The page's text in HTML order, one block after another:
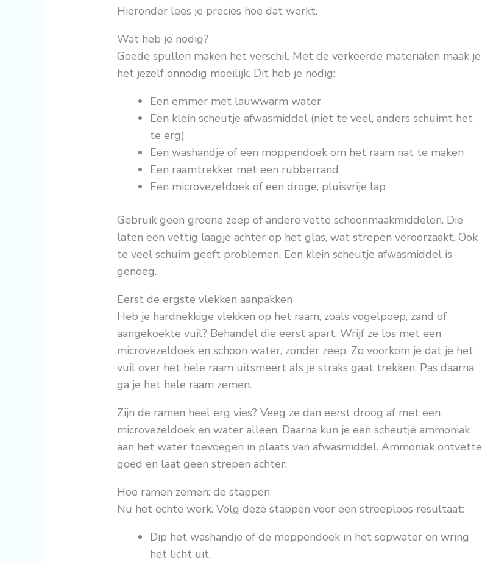
Hieronder lees je precies hoe dat werkt.
Wat heb je nodig?
Goede spullen maken het verschil. Met de verkeerde materialen maak je
het jezelf onnodig moeilijk. Dit heb je nodig:
Een emmer met lauwwarm water
Een klein scheutje afwasmiddel (niet te veel, anders schuimt het
te erg)
Een washandje of een moppendoek om het raam nat te maken
Een raamtrekker met een rubberrand
Een microvezeldoek of een droge, pluisvrije lap
Gebruik geen groene zeep of andere vette schoonmaakmiddelen. Die
laten een vettig laagje achter op het glas, wat strepen veroorzaakt. Ook
te veel schuim geeft problemen. Een klein scheutje afwasmiddel is
genoeg.
Eerst de ergste vlekken aanpakken
Heb je hardnekkige vlekken op het raam, zoals vogelpoep, zand of
aangekoekte vuil? Behandel die eerst apart. Wrijf ze los met een
microvezeldoek en schoon water, zonder zeep. Zo voorkom je dat je het
vuil over het hele raam uitsmeert als je straks gaat trekken. Pas daarna
ga je het hele raam zemen.
Zijn de ramen heel erg vies? Veeg ze dan eerst droog af met een
microvezeldoek en water alleen. Daarna kun je een scheutje ammoniak
aan het water toevoegen in plaats van afwasmiddel. Ammoniak ontvette
goed en laat geen strepen achter.
Hoe ramen zemen: de stappen
Nu het echte werk. Volg deze stappen voor een streeploos resultaat:
Dip het washandje of de moppendoek in het sopwater en wring
het licht uit.